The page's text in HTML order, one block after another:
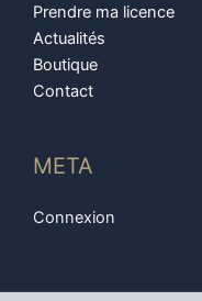
Prendre ma licence
Actualités
Boutique
Contact
META
Connexion